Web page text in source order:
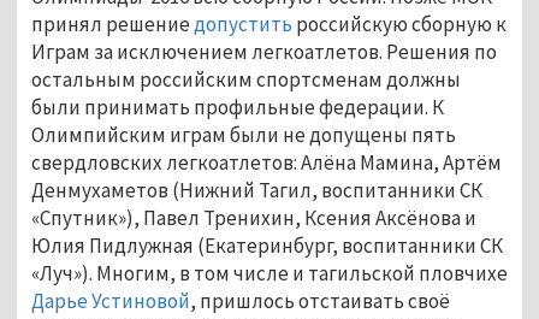
принял решениедопустить российскую сборную к
Играм за исключением легкоатлетов. Решения по
остальным российским спортсменам должны
были принимать профильные федерации. К
Олимпийским играм были не допущены пять
свердловских легкоатлетов: Алёна Мамина, Артём
Денмухаметов (Нижний Тагил, воспитанники СК
«Спутник»), Павел Тренихин, Ксения Аксёнова и
Юлия Пидлужная (Екатеринбург, воспитанники СК
«Луч»). Многим, в том числе и тагильской пловчихе
Дарье Устиновой, пришлось отстаивать своё